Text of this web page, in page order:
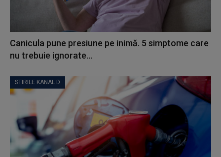
Canicula pune presiune pe inimă. 5 simptome care
nu trebuie ignorate...
STIRILE KANAL D